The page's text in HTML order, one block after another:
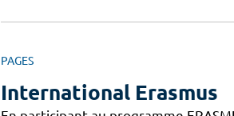
PAGES
International Erasmus